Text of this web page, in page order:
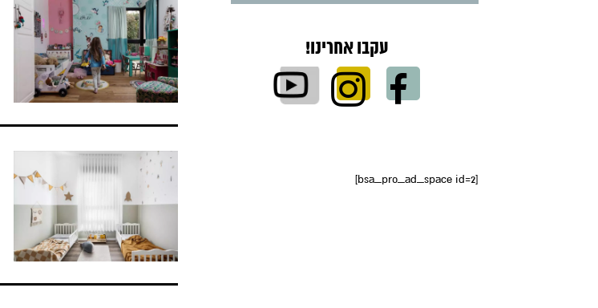
עקבו אחרינו!
[bsa_pro_ad_space id=2]